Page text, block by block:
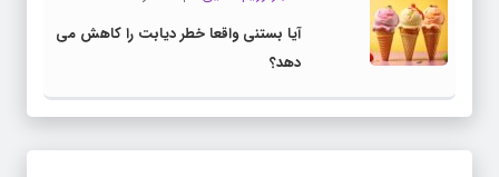
آیا بستنی واقعا خطر دیابت را کاهش می
دهد؟